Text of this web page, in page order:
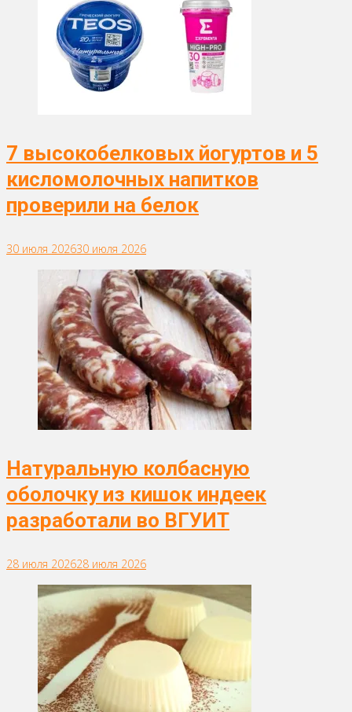
7 высокобелковых йогуртов и 5
кисломолочных напитков
проверили на белок
30 июля 202630 июля 2026
Натуральную колбасную
оболочку из кишок индеек
разработали во ВГУИТ
28 июля 202628 июля 2026